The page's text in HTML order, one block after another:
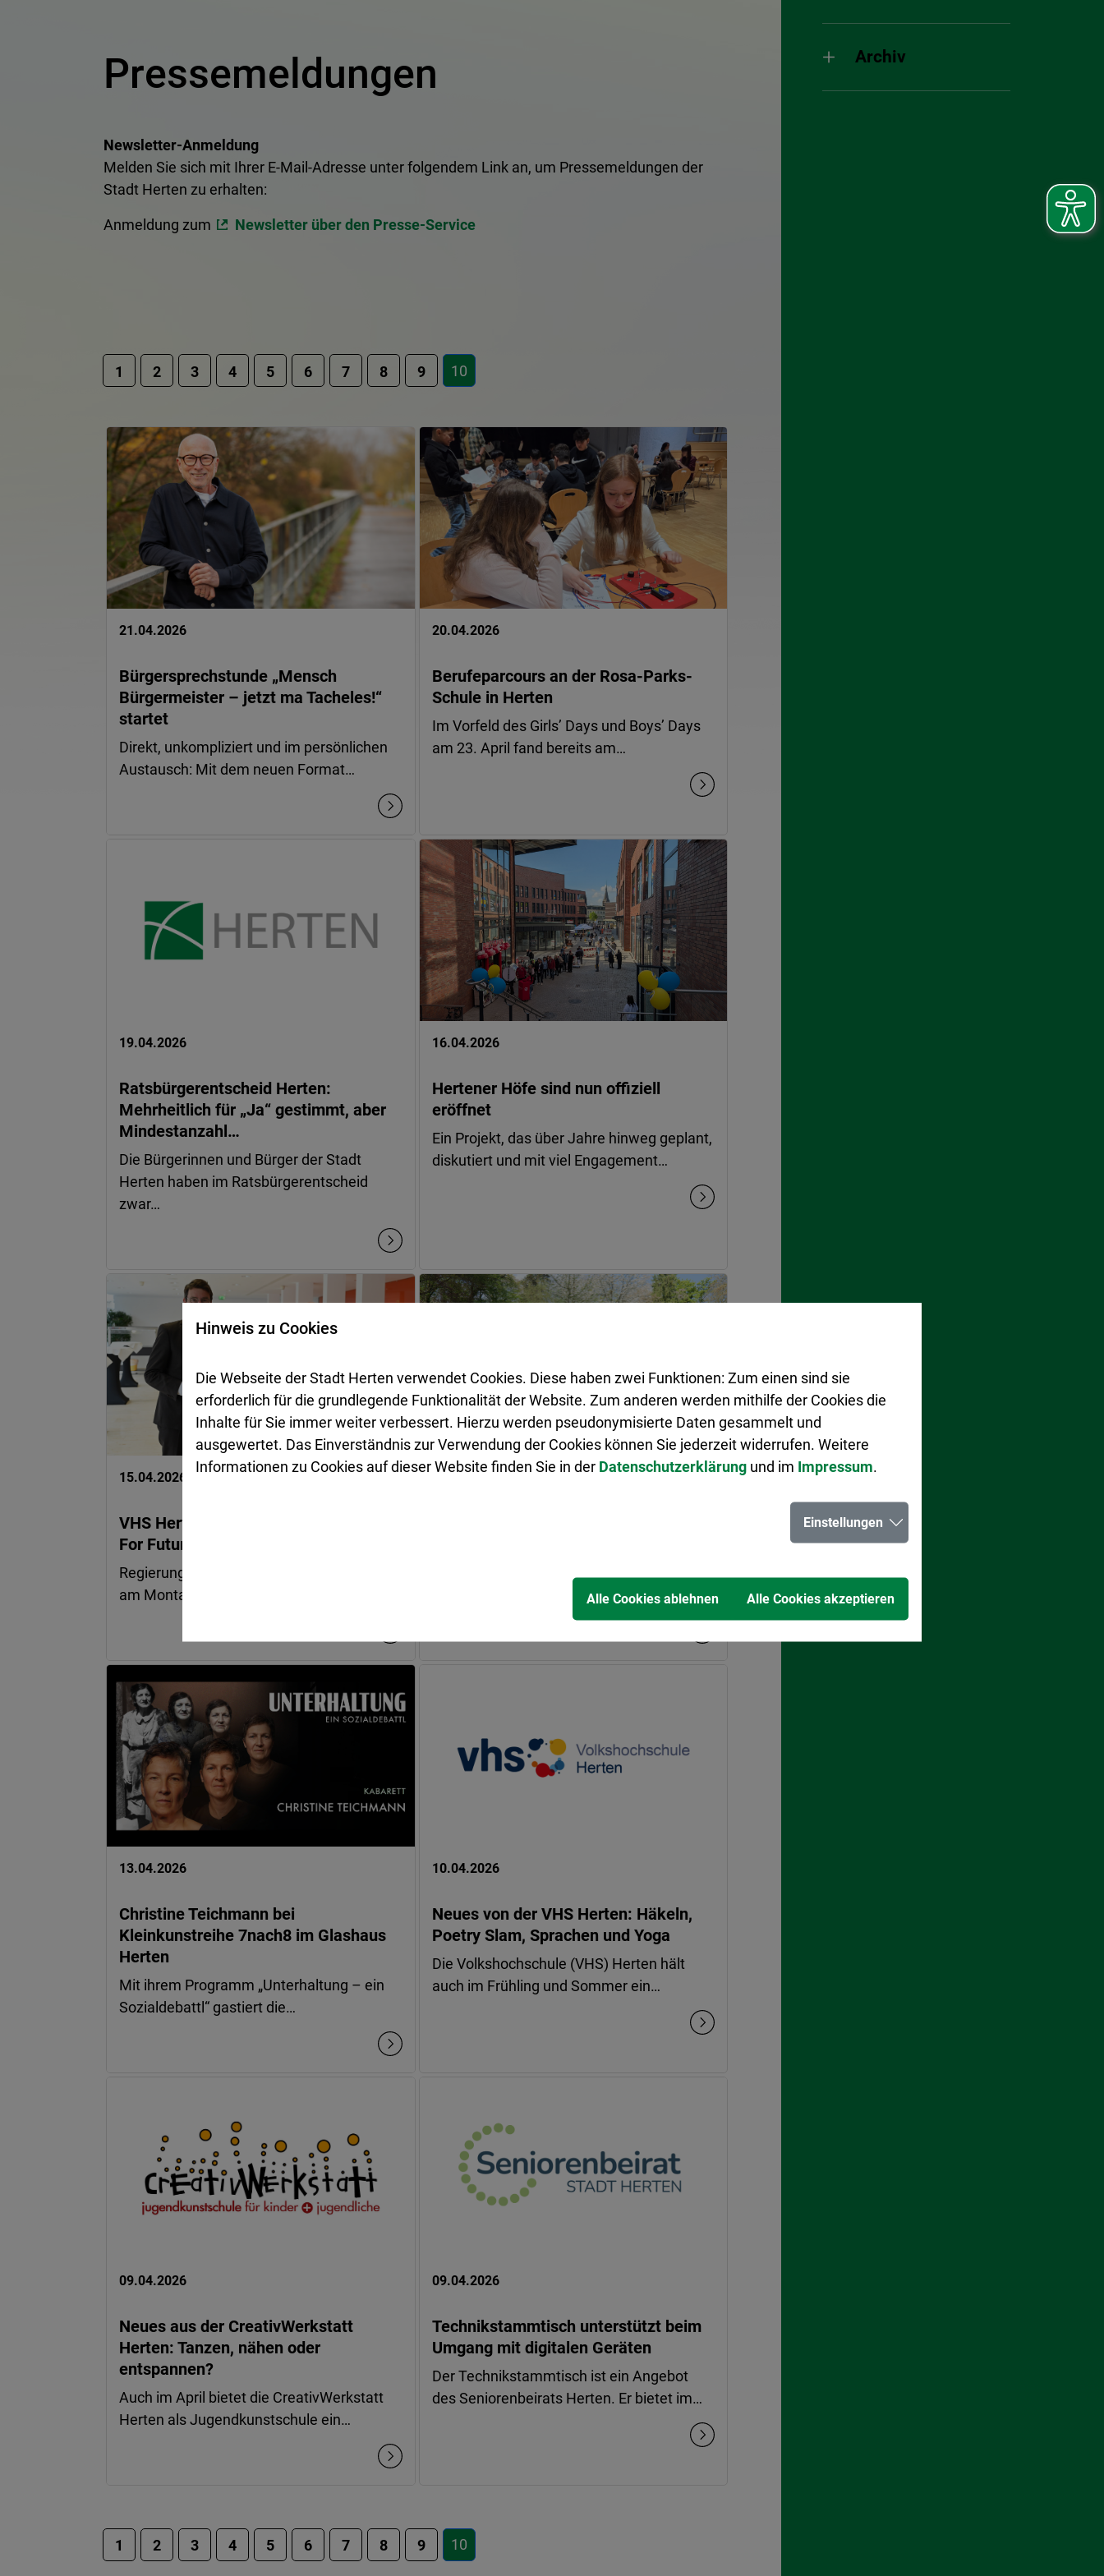
Pressemeldungen
Newsletter-Anmeldung
Melden Sie sich mit Ihrer E-Mail-Adresse unter folgendem Link an, um Pressemeldungen der
Stadt Herten zu erhalten:
Anmeldung zum Newsletter über den Presse-Service
1 2 3 4 5 6 7 8 9 10
21.04.2026
Bürgersprechstunde „Mensch
Bürgermeister – jetzt ma Tacheles!“
startet
Direkt, unkompliziert und im persönlichen
Austausch: Mit dem neuen Format…
20.04.2026
Berufeparcours an der Rosa-Parks-
Schule in Herten
Im Vorfeld des Girls’ Days und Boys’ Days
am 23. April fand bereits am…
19.04.2026
Ratsbürgerentscheid Herten:
Mehrheitlich für „Ja“ gestimmt, aber
Mindestanzahl…
Die Bürgerinnen und Bürger der Stadt
Herten haben im Ratsbürgerentscheid
zwar…
16.04.2026
Hertener Höfe sind nun offiziell
eröffnet
Ein Projekt, das über Jahre hinweg geplant,
diskutiert und mit viel Engagement…
15.04.2026
VHS Herten erhält für Projekt „Skills
For Future“ Förderbescheid
Regierungspräsident Andreas Bothe hat
am Montag, 13. April, bei der…
15.04.2026
am Samstag, 18. April, zwischen 10 und…
13.04.2026
Christine Teichmann bei
Kleinkunstreihe 7nach8 im Glashaus
Herten
Mit ihrem Programm „Unterhaltung – ein
Sozialdebattl“ gastiert die…
10.04.2026
Neues von der VHS Herten: Häkeln,
Poetry Slam, Sprachen und Yoga
Die Volkshochschule (VHS) Herten hält
auch im Frühling und Sommer ein…
09.04.2026
Neues aus der CreativWerkstatt
Herten: Tanzen, nähen oder
entspannen?
Auch im April bietet die CreativWerkstatt
Herten als Jugendkunstschule ein…
09.04.2026
Technikstammtisch unterstützt beim
Umgang mit digitalen Geräten
Der Technikstammtisch ist ein Angebot
des Seniorenbeirats Herten. Er bietet im…
1 2 3 4 5 6 7 8 9 10
Archiv
Hinweis zu Cookies
Die Webseite der Stadt Herten verwendet Cookies. Diese haben zwei Funktionen: Zum einen sind sie
erforderlich für die grundlegende Funktionalität der Website. Zum anderen werden mithilfe der Cookies die
Inhalte für Sie immer weiter verbessert. Hierzu werden pseudonymisierte Daten gesammelt und
ausgewertet. Das Einverständnis zur Verwendung der Cookies können Sie jederzeit widerrufen. Weitere
Informationen zu Cookies auf dieser Website finden Sie in der Datenschutzerklärung und im Impressum.
Einstellungen
Alle Cookies ablehnen Alle Cookies akzeptieren